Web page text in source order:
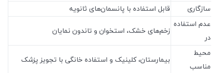
سازگاری
قابل استفاده با پانسمان‌های ثانویه
عدم استفاده
در
زخم‌های خشک، استخوان و تاندون نمایان
محیط
مناسب
بیمارستان، کلینیک و استفاده خانگی با تجویز پزشک